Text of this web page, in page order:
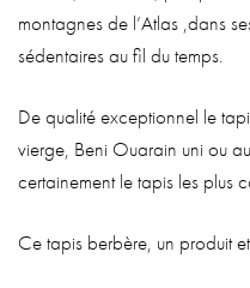
montagnes de l’Atlas ,dans
sédentaires au fil du temps.
De qualité exceptionnel le
vierge, Beni Ouarain uni ou
certainement le tapis les plus
Ce tapis berbère, un produit